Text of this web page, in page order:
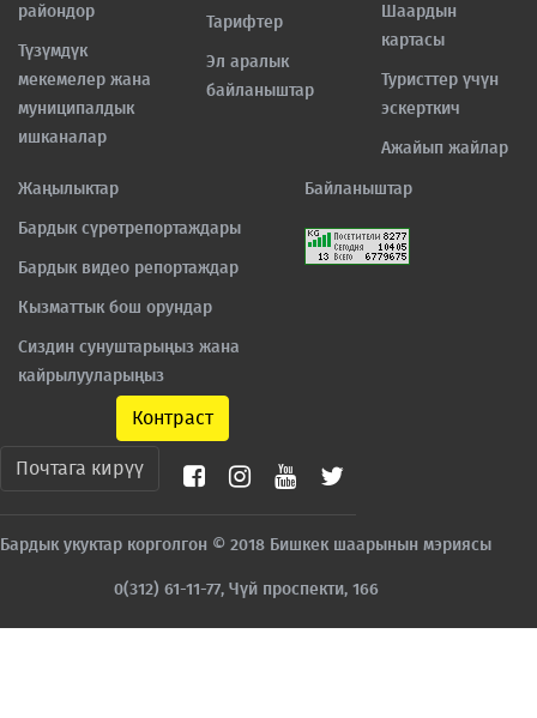
райондор
Түзүмдүк
мекемелер жана
муниципалдык
ишканалар
Тарифтер
Эл аралык
байланыштар
Шаардын
картасы
Туристтер үчүн
эскерткич
Ажайып жайлар
Жаңылыктар
Бардык сүрөтрепортаждары
Бардык видео репортаждар
Кызматтык бош орундар
Сиздин сунуштарыңыз жана
кайрылууларыңыз
Байланыштар
Контраст
Почтага кирүү
Бардык укуктар корголгон © 2018 Бишкек шаарынын мэриясы
0(312) 61-11-77, Чүй проспекти, 166